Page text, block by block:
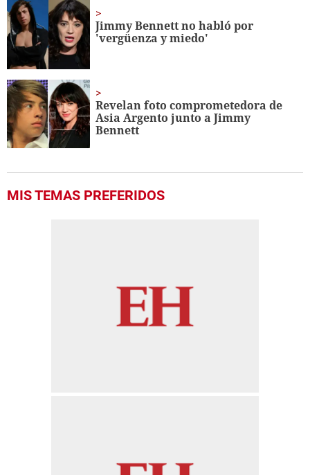
1
minute,
56
seconds
Jimmy Bennett no habló por
'vergüenza y miedo'
Revelan foto comprometedora de
Asia Argento junto a Jimmy
Bennett
MIS TEMAS PREFERIDOS